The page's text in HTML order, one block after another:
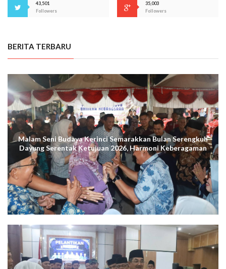
43,501
Followers
35,003
Followers
BERITA TERBARU
Malam Seni Budaya Kerinci Semarakkan Bulan Serengkuh
Dayung Serentak Ketujuan 2026, Harmoni Keberagaman
Terus Menggema di Kuala Tungkal